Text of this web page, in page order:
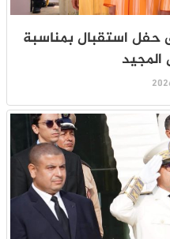
حفل استقبال بمناسبة